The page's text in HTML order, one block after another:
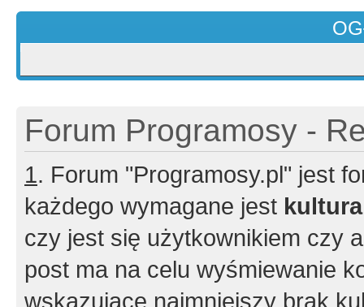
Forum Programosy -
1. Forum "Programosy.pl" jest
każdego wymagane jest
czy jest się użytkownikiem czy
post ma na celu wyśmiewanie
wskazujące najmniejszy brak